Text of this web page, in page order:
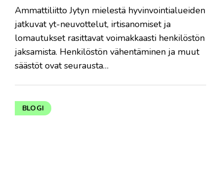
Ammattiliitto Jytyn mielestä hyvinvointialueiden
jatkuvat yt-neuvottelut, irtisanomiset ja
lomautukset rasittavat voimakkaasti henkilöstön
jaksamista. Henkilöstön vähentäminen ja muut
säästöt ovat seurausta…
BLOGI